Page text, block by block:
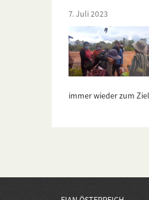
7. Juli 2023
immer wieder zum